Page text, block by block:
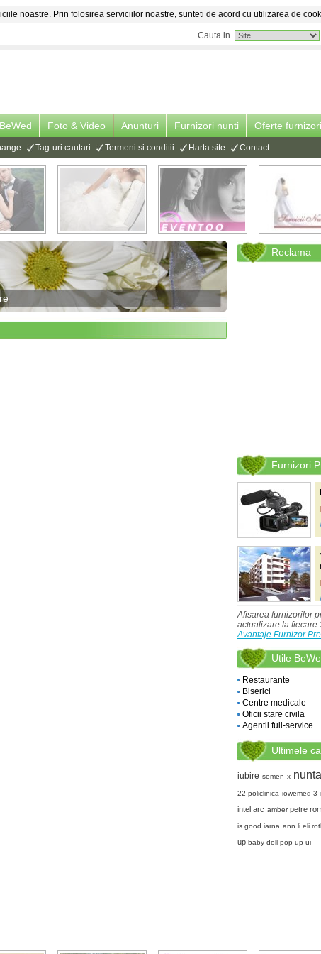
noastre. Prin folosirea serviciilor noastre, sunteti de acord cu utilizarea de
Cauta in
Foto & Video Anunturi Furnizori nunti Oferte furnizori
Tag-uri cautari Termeni si conditii Harta site Contact
Reclama
Furnizori
Afisarea furnizorilor
actualizare la fiecare
Avantaje Furnizor
Utile
Restaurante
Biserici
Centre medicale
Oficii stare civila
Agentii full-service
Ultimele
iubire semen x
22 policlinica iowemed 3
intel arc amber petre
is good iarna ann li eli
up baby doll pop up ui